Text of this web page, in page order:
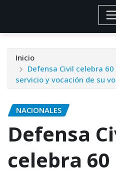
Inicio
Defensa Civil celebra
servicio y vocación de su
NACIONALES
Defensa
celebra 60